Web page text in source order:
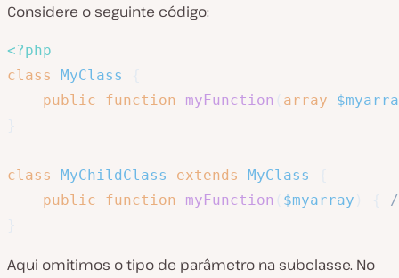
Considere o seguinte código:
<?php
class
MyClass
public
function myFunction array
class MyChildClass extends MyClass
public
function myFunction $myarray
Aqui omitimos o tipo de parâmetro na subclasse. No